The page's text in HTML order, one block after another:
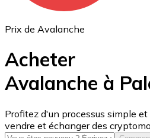
USD Coin
USDC
Prix de Avalanche
Acheter
Avalanche à
Profitez d'un processus simple et
vendre et échanger des